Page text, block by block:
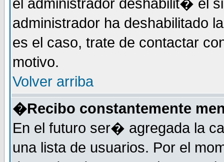
el administrador deshabilit� el
administrador ha deshabilitado
es el caso, trate de contactar
motivo.
Volver arriba
�Recibo constantemente
En el futuro ser� agregada la
una lista de usuarios. Por el